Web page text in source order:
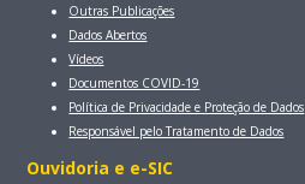
Outras Publicações
Dados Abertos
Vídeos
Documentos COVID-19
Política de Privacidade e Proteção de Dados
Responsável pelo Tratamento de Dados
Ouvidoria e e-SIC